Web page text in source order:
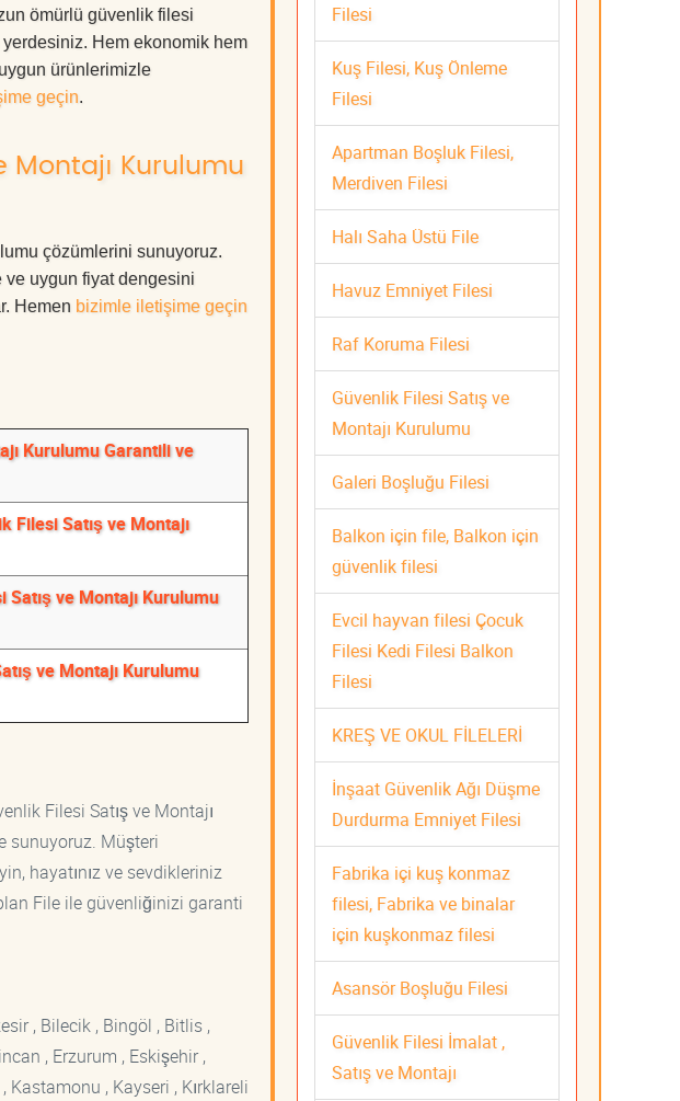
ömürlü güvenlik filesi
yerdesiniz. Hem ekonomik hem
ürünlerimizle
geçin.
Montajı Kurulumu
çözümlerini sunuyoruz.
ve uygun fiyat dengesini
Hemen bizimle iletişime geçin
Kurulumu Garantili ve
Filesi Satış ve Montajı
Satış ve Montajı Kurulumu
ve Montajı Kurulumu
Filesi Satış ve Montajı
sunuyoruz. Müşteri
hayatınız ve sevdikleriniz
File ile güvenliğinizi garanti
, Bilecik , Bingöl , Bitlis ,
, Erzurum , Eskişehir ,
, Kayseri , Kırklareli
Filesi
Kuş Filesi, Kuş Önleme
Filesi
Apartman Boşluk Filesi,
Merdiven Filesi
Halı Saha Üstü File
Havuz Emniyet Filesi
Raf Koruma Filesi
Güvenlik Filesi Satış ve
Montajı Kurulumu
Galeri Boşluğu Filesi
Balkon için file, Balkon için
güvenlik filesi
Evcil hayvan filesi Çocuk
Filesi Kedi Filesi Balkon
Filesi
KREŞ VE OKUL FİLELERİ
İnşaat Güvenlik Ağı Düşme
Durdurma Emniyet Filesi
Fabrika içi kuş konmaz
filesi, Fabrika ve binalar
için kuşkonmaz filesi
Asansör Boşluğu Filesi
Güvenlik Filesi İmalat ,
Satış ve Montajı